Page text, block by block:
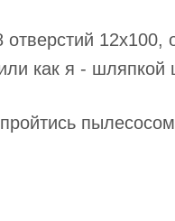
12x100,
как я -